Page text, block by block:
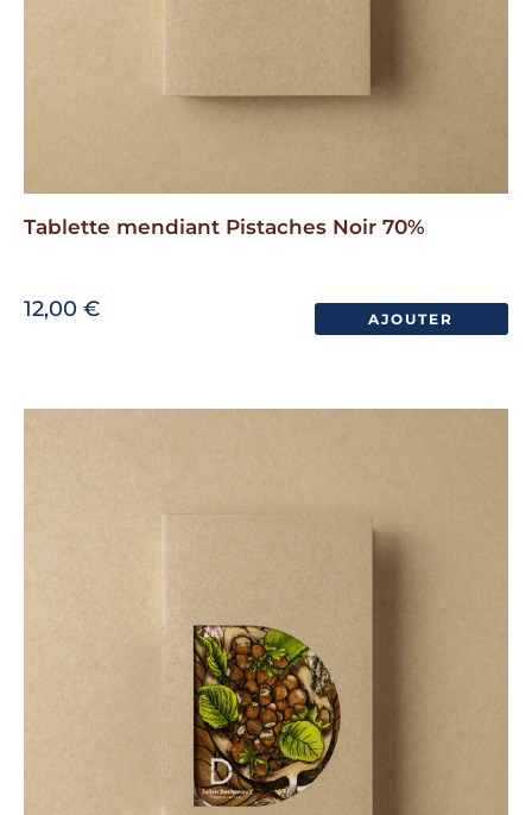
Tablette mendiant Pistaches Noir 70%
12,00 € AJOUTER